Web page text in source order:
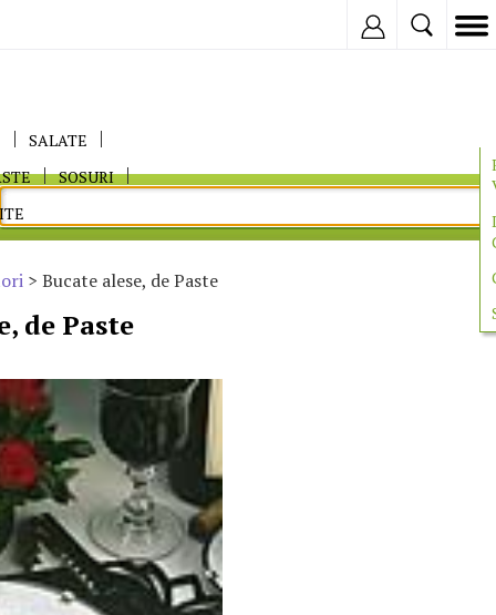
SALATE
SOSURI
> Bucate alese, de Paste
de Paste